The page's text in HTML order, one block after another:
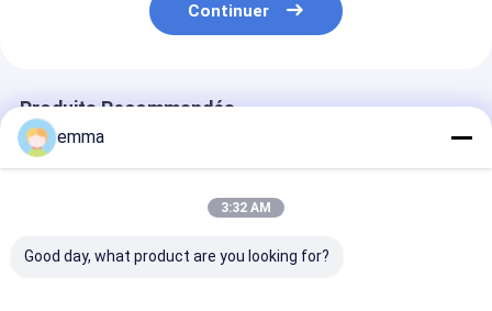
Continuer
Produits Recommandés
emma
3:32 AM
Good day, what product are you looking for?